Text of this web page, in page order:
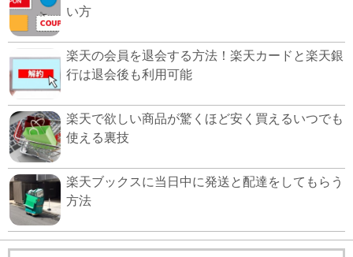
い方
楽天の会員を退会する方法！楽天カードと楽天銀
行は退会後も利用可能
楽天で欲しい商品が驚くほど安く買えるいつでも
使える裏技
楽天ブックスに当日中に発送と配達をしてもらう
方法